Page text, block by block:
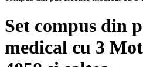
Set compus din
medical cu 3